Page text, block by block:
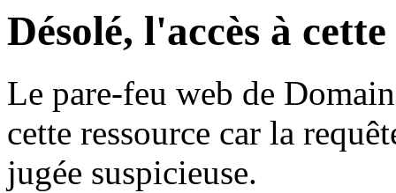
Désolé, l'accès à
Le pare-feu web de
cette ressource car la
jugée suspicieuse.